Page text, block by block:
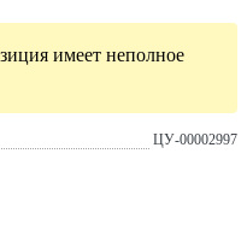
имеет неполное
ЦУ-00002997